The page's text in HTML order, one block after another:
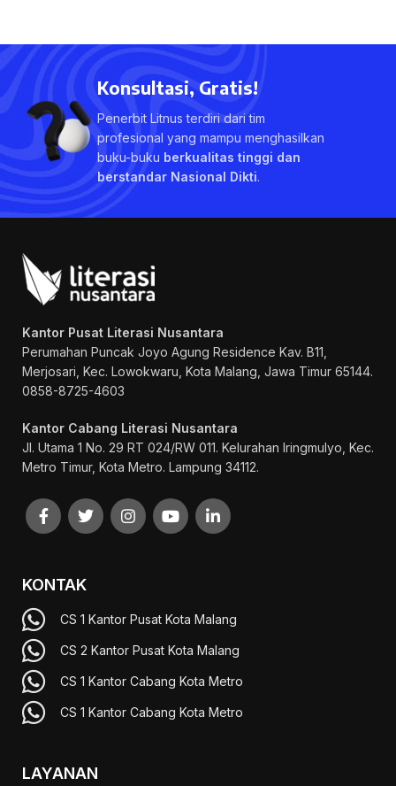
Konsultasi, Gratis!
Penerbit Litnus terdiri dari tim
profesional yang mampu menghasilkan
buku-buku berkualitas tinggi dan
berstandar Nasional Dikti.
Kantor Pusat Literasi Nusantara
Perumahan Puncak Joyo Agung Residence Kav. B11,
Merjosari, Kec. Lowokwaru, Kota Malang, Jawa Timur 65144.
0858-8725-4603
Kantor Cabang Literasi Nusantara
Jl. Utama 1 No. 29 RT 024/RW 011. Kelurahan Iringmulyo, Kec.
Metro Timur, Kota Metro. Lampung 34112.
KONTAK
CS 1 Kantor Pusat Kota Malang
CS 2 Kantor Pusat Kota Malang
CS 1 Kantor Cabang Kota Metro
CS 1 Kantor Cabang Kota Metro
LAYANAN